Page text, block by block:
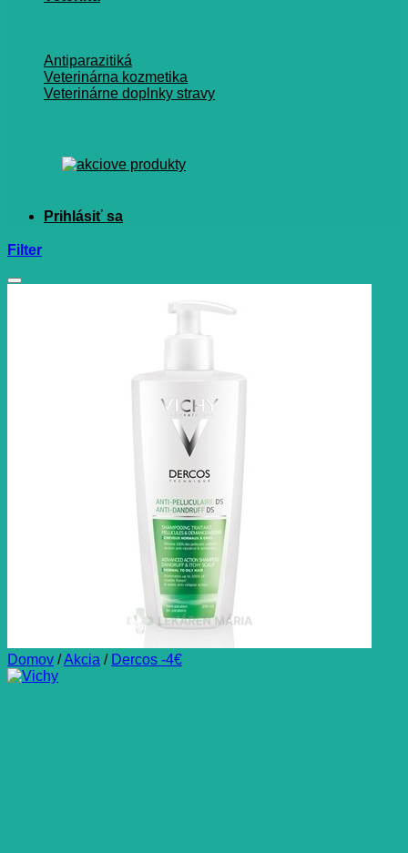
Antiparazitiká
Veterinárna kozmetika
Veterinárne doplnky stravy
Filter
Domov /Akcia / Dercos -4€